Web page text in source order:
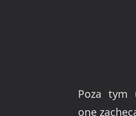
Poza tym
one